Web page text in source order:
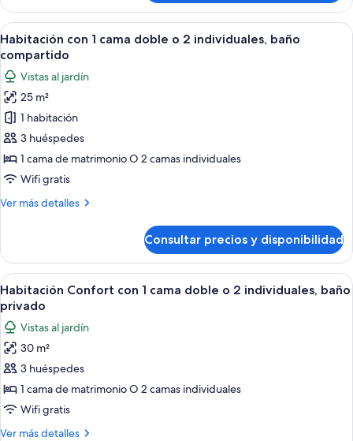
familiar,
baño
compartido
Abrir
todas
las
fotos
de
Habitación
con
1
cama
o
baño
compartido
Una habitación con dos camas,
5
Habitación con 1 cama doble o 2 individuales, baño
compartido
Vistas al jardín
25 m²
1 habitación
3 huéspedes
1 cama de matrimonio O 2 camas individuales
Wifi gratis
Ver más detalles
Más
con
cama
doble
o
2
individuales,
baño
compartido
Consultar precios y disponibilidad
Abrir
todas
las
fotos
de
Habitación
Confort
con
1
Un dormitorio con una cama, una
8
Habitación Confort con 1 cama doble o 2 individuales, baño
privado
Vistas al jardín
30 m²
3 huéspedes
1 cama de matrimonio O 2 camas individuales
Wifi gratis
Ver más detalles
Más